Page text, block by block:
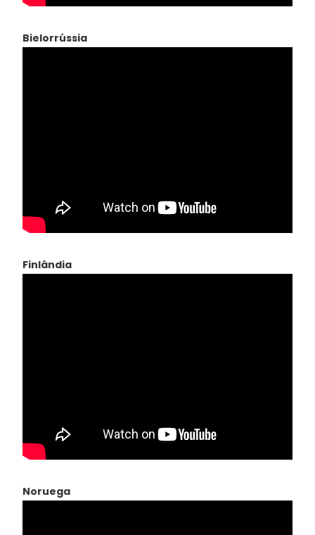
Bielorrússia
Finlândia
Noruega